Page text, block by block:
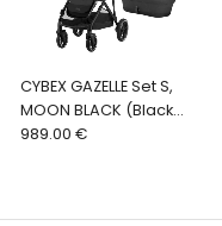
CYBEX GAZELLE Set S,
MOON BLACK (Black
rám)
989.00 €